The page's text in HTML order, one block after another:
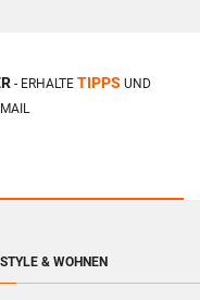
- ERHALTE TIPPS UND
& WOHNEN